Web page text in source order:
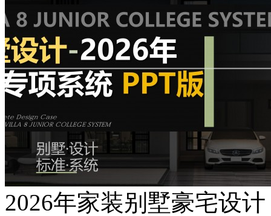
2026年家装别墅豪宅设计